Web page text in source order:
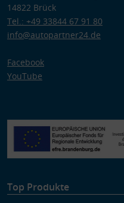
14822 Brück
Tel.: +49 33844 67 91 80
info@autopartner24.de
Facebook
YouTube
Top Produkte